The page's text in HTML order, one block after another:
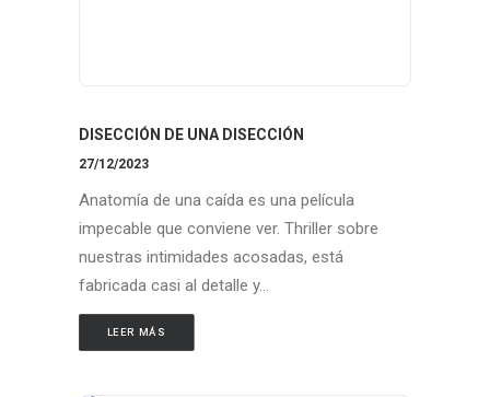
DISECCIÓN DE UNA DISECCIÓN
27/12/2023
Anatomía de una caída es una película
impecable que conviene ver. Thriller sobre
nuestras intimidades acosadas, está
fabricada casi al detalle y…
LEER MÁS